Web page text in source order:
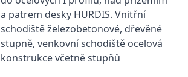
a patrem desky HURDIS. Vnitřní
schodiště železobetonové, dřevěné
stupně, venkovní schodiště ocelová
konstrukce včetně stupňů